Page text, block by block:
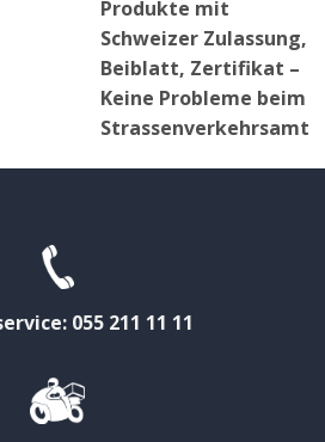
Produkte mit
Schweizer Zulassung,
Beiblatt, Zertifikat –
Keine Probleme beim
Strassenverkehrsamt
055 211 11 11